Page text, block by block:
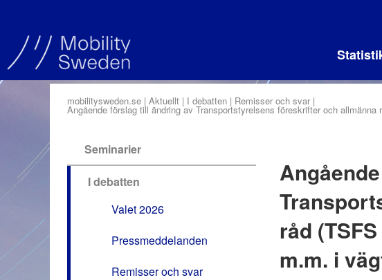
mobilitysweden.se Aktuellt I debatten Remisser och svar
Angående förslag till ändring av Transportstyrelsens föreskrifter och
Seminarier
I debatten
Valet 2026
Pressmeddelanden
Remisser och svar
råd
m.m. i